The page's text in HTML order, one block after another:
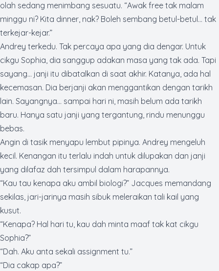
olah sedang menimbang sesuatu. “Awak free tak malam
minggu ni? Kita dinner, nak? Boleh sembang betul-betul… tak
terkejar-kejar.”
Andrey terkedu. Tak percaya apa yang dia dengar. Untuk
cikgu Sophia, dia sanggup adakan masa yang tak ada. Tapi
sayang… janji itu dibatalkan di saat akhir. Katanya, ada hal
kecemasan. Dia berjanji akan menggantikan dengan tarikh
lain. Sayangnya... sampai hari ni, masih belum ada tarikh
baru. Hanya satu janji yang tergantung, rindu menunggu
bebas.
Angin di tasik menyapu lembut pipinya. Andrey mengeluh
kecil. Kenangan itu terlalu indah untuk dilupakan dan janji
yang dilafaz dah tersimpul dalam harapannya.
“Kau tau kenapa aku ambil biologi?” Jacques memandang
sekilas, jari-jarinya masih sibuk meleraikan tali kail yang
kusut.
“Kenapa? Hal hari tu, kau dah minta maaf tak kat cikgu
Sophia?”
“Dah. Aku anta sekali assignment tu.”
“Dia cakap apa?”